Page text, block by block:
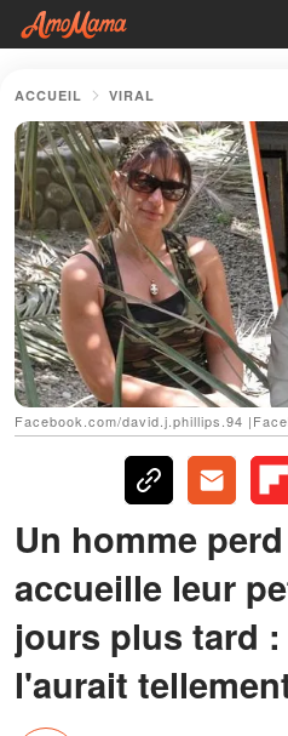
ACCUEIL VIRAL
Facebook.com/david.j.phillips.94
Un homme
accueille leur
jours plus tard
l'aurait